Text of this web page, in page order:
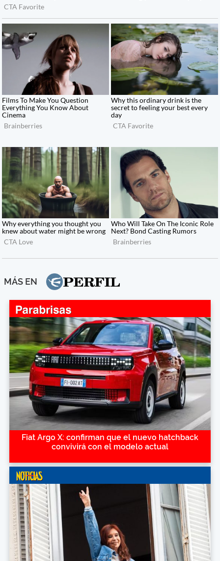
MÁS EN
Fiat Argo X: confirman que el nuevo hatchback
convivirá con el modelo actual